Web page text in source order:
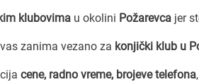
klubovima u okolini Požarevca jer
zanima vezano za konjički klub u
cene, radno vreme, brojeve telefona